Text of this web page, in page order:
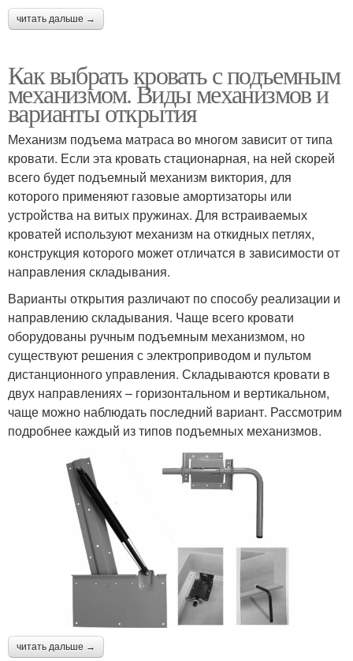
читать дальше →
Как выбрать кровать с подъемным
механизмом. Виды механизмов и
варианты открытия
Механизм подъема матраса во многом зависит от типа
кровати. Если эта кровать стационарная, на ней скорей
всего будет подъемный механизм виктория, для
которого применяют газовые амортизаторы или
устройства на витых пружинах. Для встраиваемых
кроватей используют механизм на откидных петлях,
конструкция которого может отличатся в зависимости от
направления складывания.
Варианты открытия различают по способу реализации и
направлению складывания. Чаще всего кровати
оборудованы ручным подъемным механизмом, но
существуют решения с электроприводом и пультом
дистанционного управления. Складываются кровати в
двух направлениях – горизонтальном и вертикальном,
чаще можно наблюдать последний вариант. Рассмотрим
подробнее каждый из типов подъемных механизмов.
читать дальше →